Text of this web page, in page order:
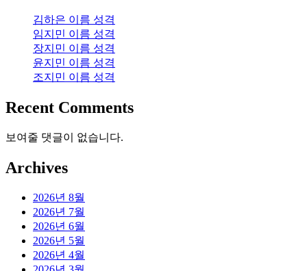
김하은 이름 성격
임지민 이름 성격
장지민 이름 성격
윤지민 이름 성격
조지민 이름 성격
Recent Comments
보여줄 댓글이 없습니다.
Archives
2026년 8월
2026년 7월
2026년 6월
2026년 5월
2026년 4월